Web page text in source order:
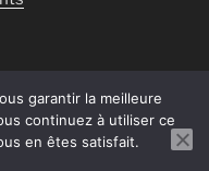
propulsé par
garantir la meilleure
continuez à utiliser ce
en êtes satisfait.